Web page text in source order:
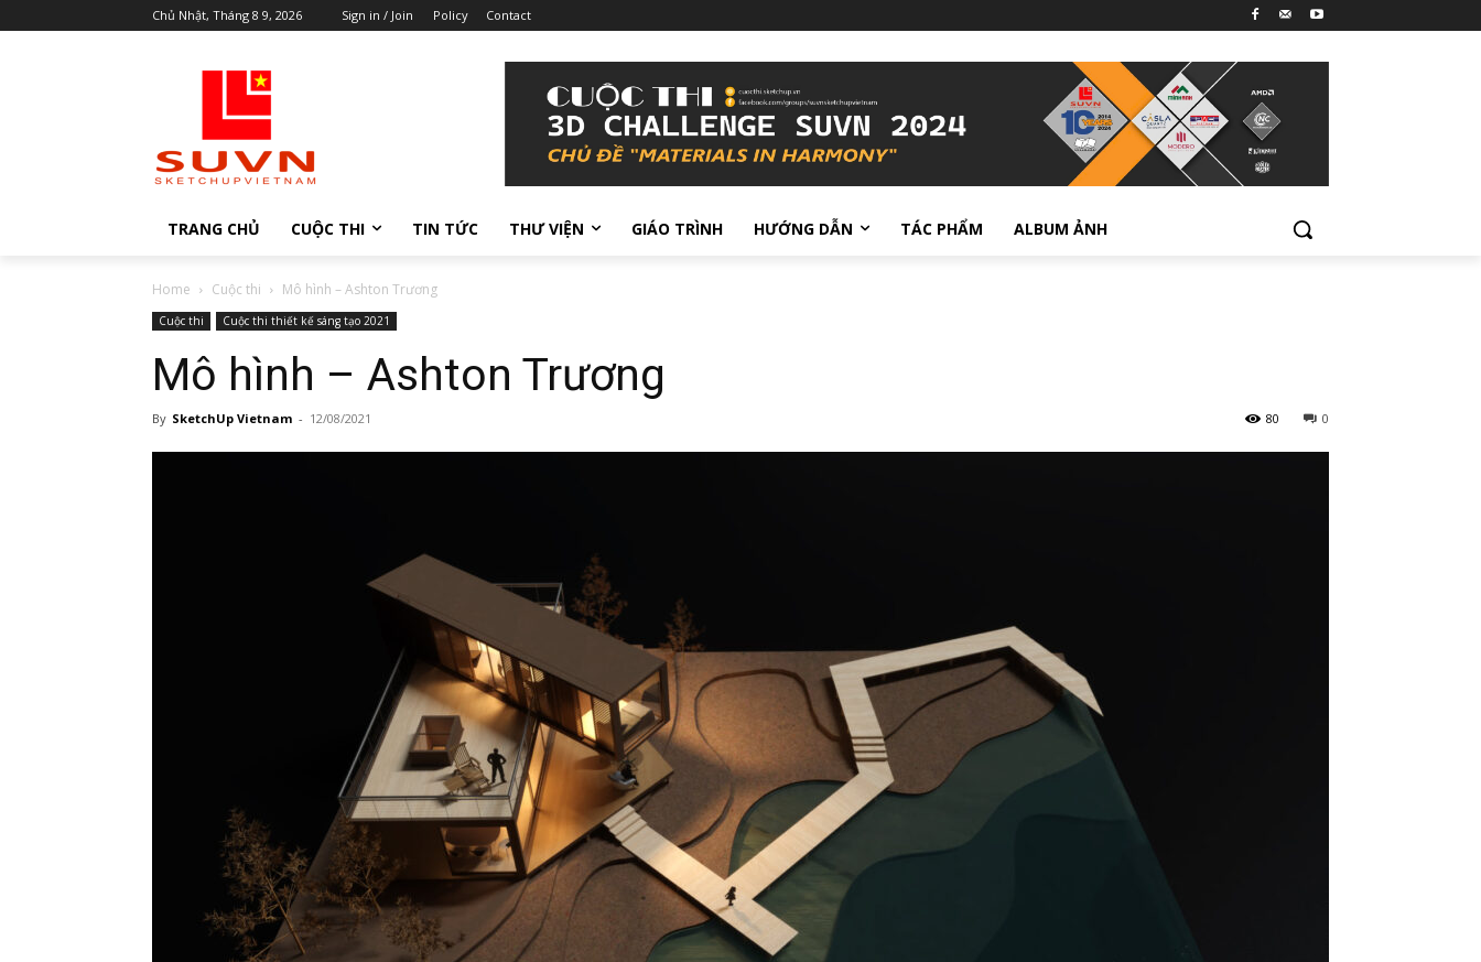
Chủ Nhật, Tháng 8 9, 2026 Sign in / Join Policy Contact
TRANG CHỦ CUỘC THI TIN TỨC THƯ VIỆN GIÁO TRÌNH HƯỚNG DẪN TÁC PHẨM ALBUM ẢNH
Home Cuộc thi Mô hình – Ashton Trương
Cuộc thi Cuộc thi thiết kế sáng tạo 2021
Mô hình – Ashton Trương
By SketchUp Vietnam - 12/08/2021 0
80